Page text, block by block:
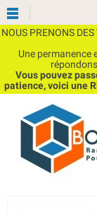
NOUS PRENONS
Une permanence
Vous pouvez
patience, voici une